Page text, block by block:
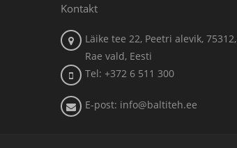
Kontakt
Läike tee 22, Peetri alevik, 75312,
Rae vald, Eesti
Tel: +372 6 511 300
E-post: info@baltiteh.ee